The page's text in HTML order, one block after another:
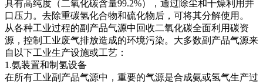
具有高纯度（二氧化碳含量99.2%），通过除尘和干燥利用井
口压力。去除重碳氢化合物和硫化物后，可将其分解使用。
从各种工业过程的副产品气源中回收二氧化碳全面利用碳资
源，控制工业废气排放造成的环境污染。大多数副产品气源来
自以下工业生产设施或工艺：
1.氨装置和制氢设备
在所有工业副产品气源中，重要的气源是合成氨或氢气生产过